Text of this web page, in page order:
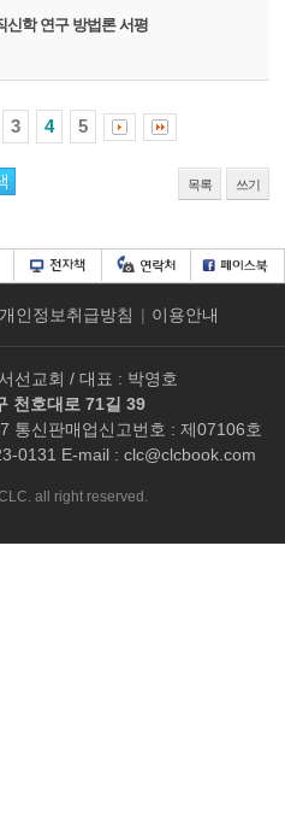
신학 연구 방법론 서평
3 4 5
목록 쓰기
개인정보취급방침 | 이용안내
선교회 / 대표 : 박영호
천호대로 71길 39
통신판매업신고번호 : 제07106호
0131 E-mail : clc@clcbook.com
all right reserved.